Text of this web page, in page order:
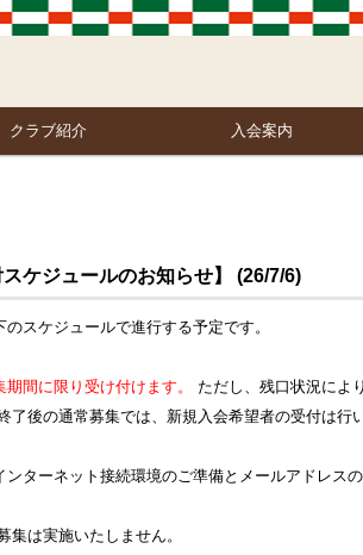
クラブ紹介 入会案内
ケジュールのお知らせ】 (26/7/6)
スケジュールで進行する予定です。
間に限り受け付けます。
ただし、残口状況によ
後の通常募集では、新規入会希望者の受付は行
ターネット接続環境のご準備とメールアドレス
は実施いたしません。